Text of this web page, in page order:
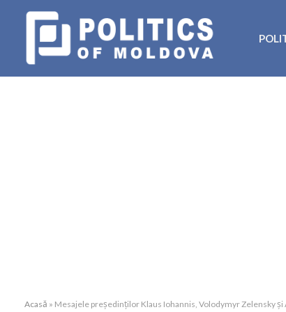
Acasă » Mesajele președinților Klaus Iohannis, Volodymyr Zelensky